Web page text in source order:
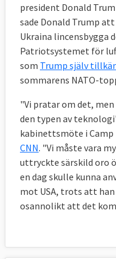
president Donald
sade Donald Trump
Ukraina lincensbygga
Patriotsystemet för
som Trump själv
sommarens NATO-
"Vi pratar om det,
den typen av
kabinettsmöte i Camp
CNN. "Vi måste vara
uttryckte särskild oro
en dag skulle kunna
mot USA, trots att
osannolikt att det